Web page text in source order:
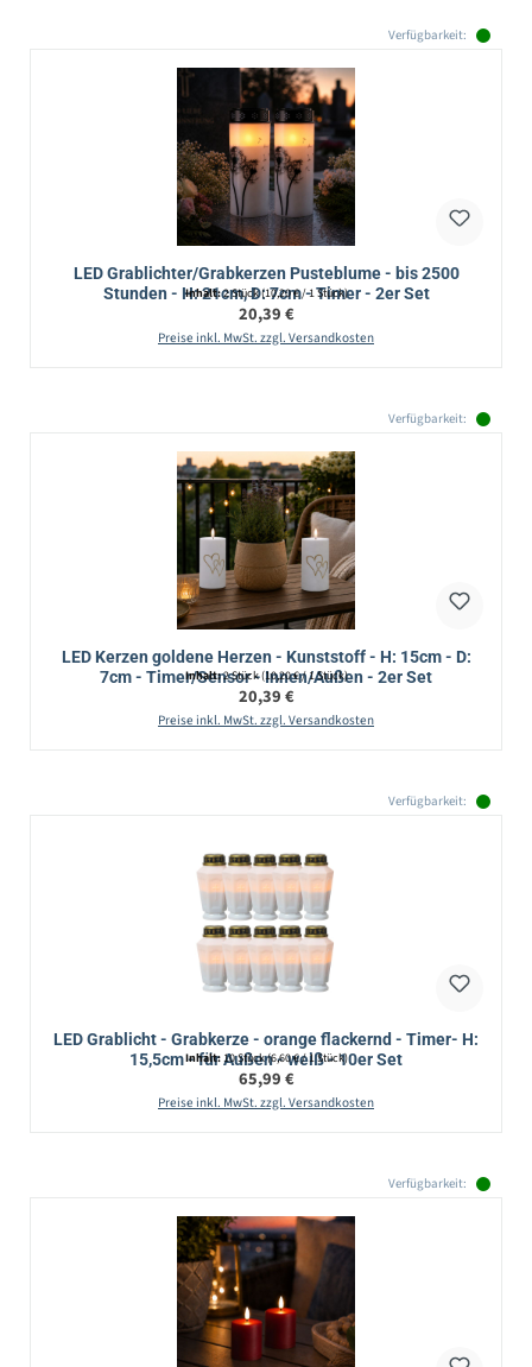
Verfügbarkeit:
LED Grablichter/Grabkerzen Pusteblume - bis 2500
Stunden - H: 21cm, D: 7cm - Timer - 2er Set
Inhalt:2 Stück(10,20 € / 1 Stück)
Regulärer Preis:
20,39 €
Preise inkl. MwSt. zzgl. Versandkosten
Verfügbarkeit:
LED Kerzen goldene Herzen - Kunststoff - H: 15cm - D:
7cm - Timer/Sensor - Innen/Außen - 2er Set
Inhalt:2 Stück(10,20 € / 1 Stück)
Regulärer Preis:
20,39 €
Preise inkl. MwSt. zzgl. Versandkosten
Verfügbarkeit:
LED Grablicht - Grabkerze - orange flackernd - Timer- H:
15,5cm - für Außen - weiß - 10er Set
Inhalt:10 Stück(6,60 € / 1 Stück)
Regulärer Preis:
65,99 €
Preise inkl. MwSt. zzgl. Versandkosten
Verfügbarkeit: